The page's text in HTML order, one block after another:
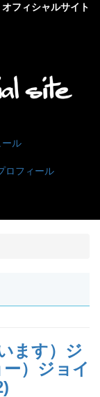
フィシャルサイト
ール
ロフィール
ます）ジ
）ジョイ